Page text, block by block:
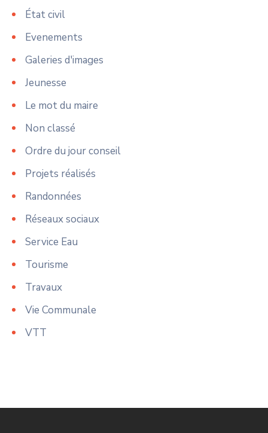
État civil
Evenements
Galeries d'images
Jeunesse
Le mot du maire
Non classé
Ordre du jour conseil
Projets réalisés
Randonnées
Réseaux sociaux
Service Eau
Tourisme
Travaux
Vie Communale
VTT